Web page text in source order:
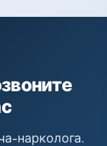
нарколога.